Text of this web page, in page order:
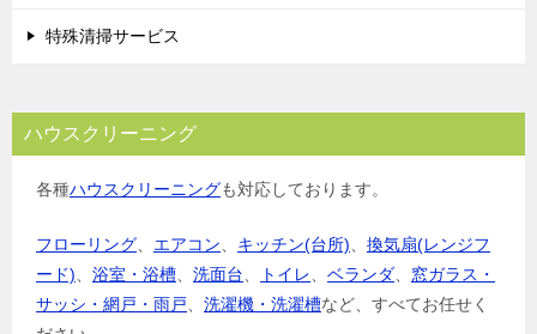
特殊清掃サービス
ハウスクリーニング
各種ハウスクリーニングも対応しております。
フローリング エアコン キッチン(台所)
換気扇(レンジフ
ード)
浴室・浴槽 洗面台 トイレ ベランダ
窓ガラス・
サッシ・網戸・雨戸
洗濯機・洗濯槽など、すべてお任せく